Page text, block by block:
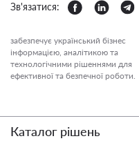
Зв'язатися:
забезпечує український бізнес
інформацією, аналітикою та
технологічними рішеннями для
ефективної та безпечної роботи.
Каталог рішень